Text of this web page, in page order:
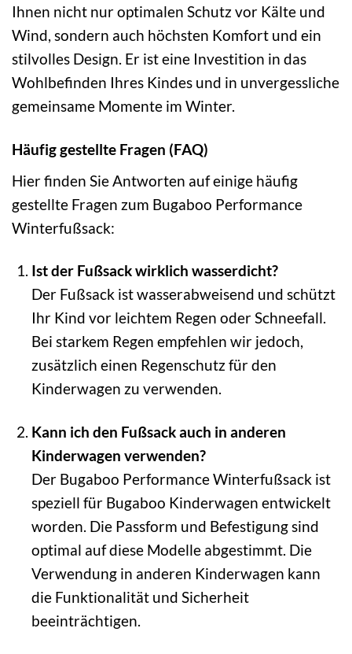
Ihnen nicht nur optimalen Schutz vor Kälte und
Wind, sondern auch höchsten Komfort und ein
stilvolles Design. Er ist eine Investition in das
Wohlbefinden Ihres Kindes und in unvergessliche
gemeinsame Momente im Winter.
Häufig gestellte Fragen (FAQ)
Hier finden Sie Antworten auf einige häufig
gestellte Fragen zum Bugaboo Performance
Winterfußsack:
Ist der Fußsack wirklich wasserdicht?
Der Fußsack ist wasserabweisend und schützt
Ihr Kind vor leichtem Regen oder Schneefall.
Bei starkem Regen empfehlen wir jedoch,
zusätzlich einen Regenschutz für den
Kinderwagen zu verwenden.
Kann ich den Fußsack auch in anderen
Kinderwagen verwenden?
Der Bugaboo Performance Winterfußsack ist
speziell für Bugaboo Kinderwagen entwickelt
worden. Die Passform und Befestigung sind
optimal auf diese Modelle abgestimmt. Die
Verwendung in anderen Kinderwagen kann
die Funktionalität und Sicherheit
beeinträchtigen.